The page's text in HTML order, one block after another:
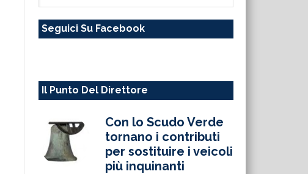
sito
Seguici Su Facebook
Il Punto Del Direttore
Con lo Scudo Verde
tornano i contributi
per sostituire i veicoli
più inquinanti